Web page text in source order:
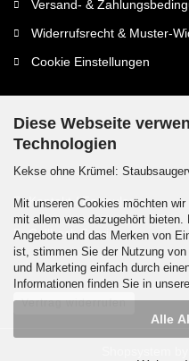
Diese Webseite
Technologien
Kekse ohne Krümel:
Mit unseren Cookies möchten
mit allem was dazugehört
Angebote und das Merken von
ist, stimmen Sie der Nutzung
und Marketing einfach durch
Informationen finden Sie in
Alle
Versand- &
Widerrufsrecht & Muster-
Cookie Einstellungen
Kontaktdaten
Kontakt / Formular
Callback Service
Vertrag widerrufen